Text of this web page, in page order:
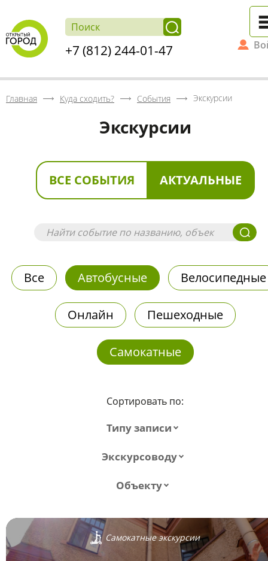
+7 (812) 244-01-47
Главная Куда сходить? События Экскурсии
Экскурсии
ВСЕ СОБЫТИЯ АКТУАЛЬНЫЕ
Все Автобусные Велосипедные
Онлайн Пешеходные
Самокатные
Сортировать по:
Типу записи
Экскурсоводу
Объекту
Самокатные экскурсии